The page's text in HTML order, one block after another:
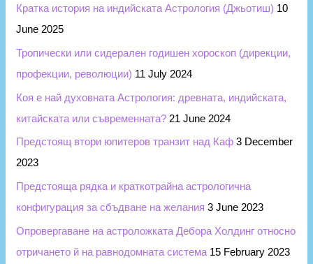
Кратка история на индийската Астрология (Джьотиш) 10
June 2025
Тропически или сидерален годишен хороскоп (дирекции,
профекции, революции) 11 July 2024
Коя е най духовната Астрология: древната, индийската,
китайската или съвременната? 21 June 2024
Предстоящ втори юпитеров транзит над Каф 3 December
2023
Предстояща рядка и краткотрайна астрологична
конфигурация за сбъдване на желания 3 June 2023
Опровергаване на астроложката Дебора Холдинг относно
отричането й на равнодомната система 15 February 2023